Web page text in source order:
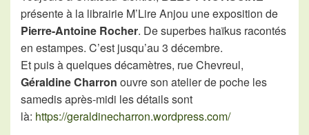
présente à la librairie M’Lire Anjou une exposition de
Pierre-Antoine Rocher. De superbes haïkus racontés
en estampes. C’est jusqu’au 3 décembre.
Et puis à quelques décamètres, rue Chevreul,
Géraldine Charron ouvre son atelier de poche les
samedis après-midi les détails sont
là: https://geraldinecharron.wordpress.com/